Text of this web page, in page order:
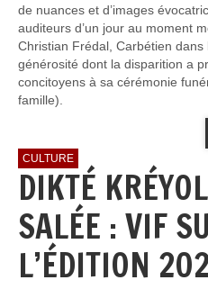
de nuances et d’images
auditeurs d’un jour au moment
Christian Frédal, Carbétien dans
générosité dont la disparition a
concitoyens à sa cérémonie
famille).
CULTURE
DIKTÉ
SALÉE : VIF
L’ÉDITION